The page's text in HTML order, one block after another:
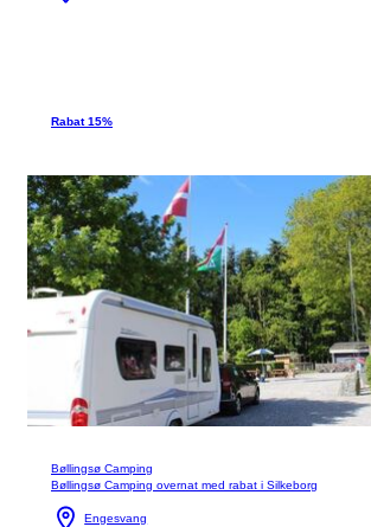
Rabat 15%
Bøllingsø Camping
Bøllingsø Camping overnat med rabat i Silkeborg
Engesvang